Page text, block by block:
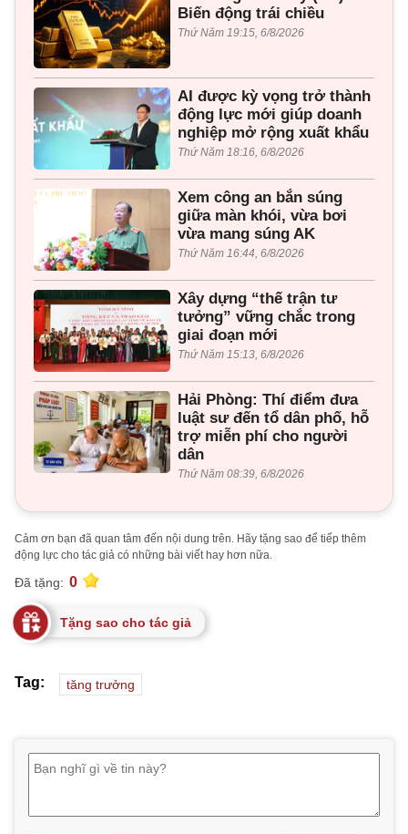
Biến động trái chiều
Thứ Năm 19:15, 6/8/2026
AI được kỳ vọng trở thành
động lực mới giúp doanh
nghiệp mở rộng xuất khẩu
Thứ Năm 18:16, 6/8/2026
Xem công an bắn súng
giữa màn khói, vừa bơi
vừa mang súng AK
Thứ Năm 16:44, 6/8/2026
Xây dựng “thế trận tư
tưởng” vững chắc trong
giai đoạn mới
Thứ Năm 15:13, 6/8/2026
Hải Phòng: Thí điểm đưa
luật sư đến tổ dân phố, hỗ
trợ miễn phí cho người
dân
Thứ Năm 08:39, 6/8/2026
Cảm ơn bạn đã quan tâm đến nội dung trên. Hãy tặng sao để tiếp thêm
động lực cho tác giả có những bài viết hay hơn nữa.
Đã tặng: 0
Tặng sao cho tác giả
Tag: tăng trưởng